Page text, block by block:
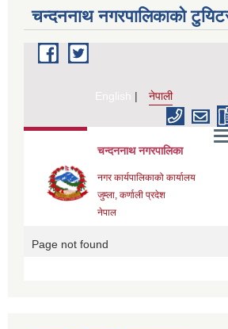
चन्दननाथ नगरपालिकाको